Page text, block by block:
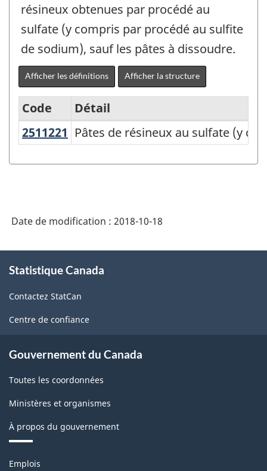
résineux obtenues par procédé au
sulfate (y compris par procédé au sulfite
de sodium), sauf les pâtes à dissoudre.
Afficher les définitions Afficher la structure
Variante
2017
1.0
-
Fabrication
et
forestière
de
la
Code
Détail
2511221 Pâtes de résineux au sulfate (y
Pâtes de résineux au sulfate (y
Date de modification : 2018-10-18
propos
ce
site
Statistique Canada
Contactez StatCan
Centre de confiance
Gouvernement du Canada
Toutes les coordonnées
Ministères et organismes
À propos du gouvernement
Thèmes
Emplois